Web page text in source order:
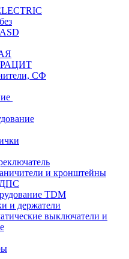
СФ
и кронштейны
ДПС
TDM
и держатели
выключатели и